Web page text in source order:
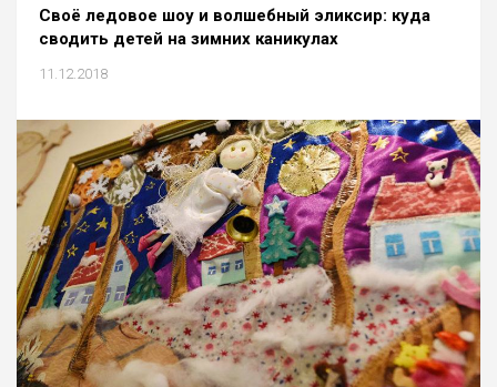
Своё ледовое шоу и волшебный эликсир: куда
сводить детей на зимних каникулах
11.12.2018